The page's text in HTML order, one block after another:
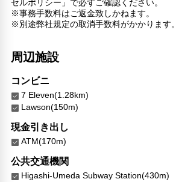
セルポリシー」で必ずご確認ください。
※事務手数料はご返金致しかねます。
※別途弊社規定の取消手数料がかかります。
周辺施設
コンビニ
7 Eleven(1.28km)
Lawson(150m)
現金引き出し
ATM(170m)
公共交通機関
Higashi-Umeda Subway Station(430m)